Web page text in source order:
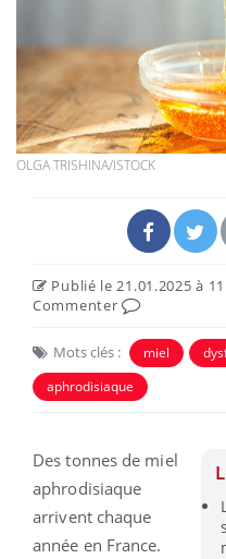
OLGA TRISHINA/ISTOCK
Publié le 21.01.2025 à
Commenter
Mots clés : miel
aphrodisiaque
Des tonnes de miel
aphrodisiaque
arrivent chaque
année en France.